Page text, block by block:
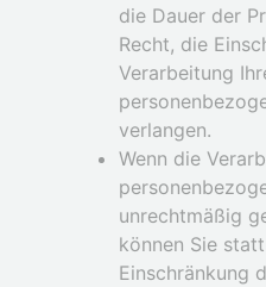
die Dauer der
Recht, die
Verarbeitung
verlangen.
Wenn die
unrechtmäßig
können Sie
Einschränkung